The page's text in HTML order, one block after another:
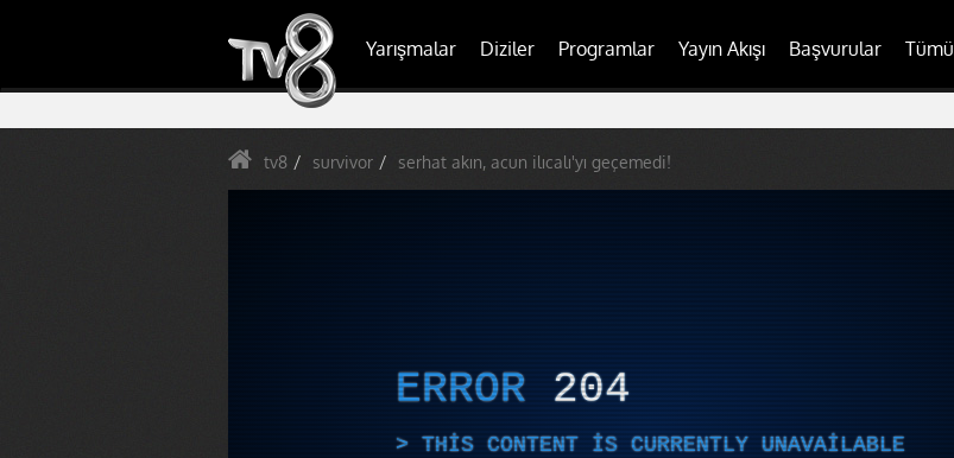
Yarışmalar Diziler Programlar Yayın Akışı Başvurular Tümü
tv8 survivor serhat akın, acun ilıcalı'yı geçemedi!
ERROR 204
THIS CONTENT IS CURRENTLY UNAVAILABLE